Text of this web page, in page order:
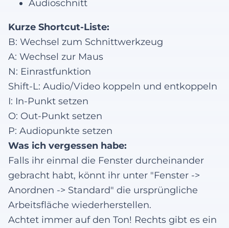
Audioschnitt
Kurze Shortcut-Liste:
B: Wechsel zum Schnittwerkzeug
A: Wechsel zur Maus
N: Einrastfunktion
Shift-L: Audio/Video koppeln und entkoppeln
I: In-Punkt setzen
O: Out-Punkt setzen
P: Audiopunkte setzen
Was ich vergessen habe:
Falls ihr einmal die Fenster durcheinander
gebracht habt, könnt ihr unter "Fenster ->
Anordnen -> Standard" die ursprüngliche
Arbeitsfläche wiederherstellen.
Achtet immer auf den Ton! Rechts gibt es ein